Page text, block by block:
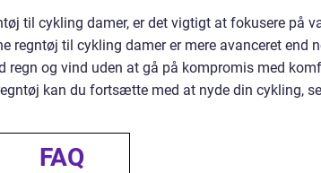
til cykling damer, er det vigtigt at fokusere på
regntøj til cykling damer er mere avanceret end
regn og vind uden at gå på kompromis med
kan du fortsætte med at nyde din cykling,
FAQ